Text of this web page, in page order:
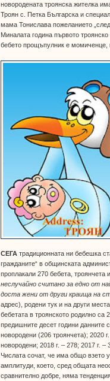
новородената троянска жителка
Троян с. Петка Българска и
мама Тонислава пожеланието
Миналата година първото
бебето прощъпулник е момиченце,
СЕГА традиционната ни бебешка
гражданите“ в общинската
проплакали 270 бебета, троянчета
неслучайно считано за едно от
доста жени от други краища на
адрес), родени тук и на други
бебетата в троянското родилно са
предишните десет години данните
новородени (206 троянчета); 2020
новородени; 2018 г. – 278; 2017 г. –
Числата сочат, че има общо взето
амплитуди, което, сред общата
сравнително добре, няма